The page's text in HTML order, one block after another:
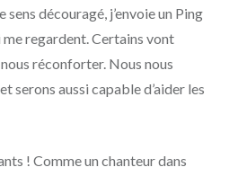
sens découragé, j’envoie un Ping
me regardent. Certains vont
réconforter. Nous nous
serons aussi capable d’aider les
! Comme un chanteur dans